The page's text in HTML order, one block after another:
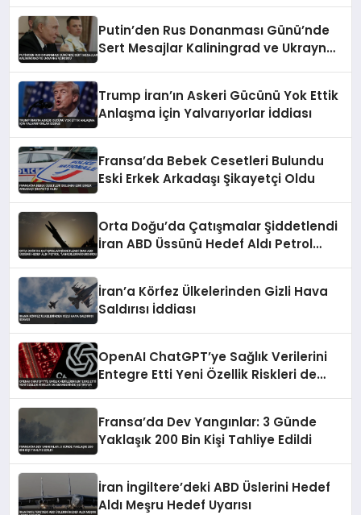
Putin’den Rus Donanması Günü’nde
Sert Mesajlar Kaliningrad ve Ukrayna
Trump İran’ın Askeri Gücünü Yok Ettik
Anlaşma İçin Yalvarıyorlar İddiası
Fransa’da Bebek Cesetleri Bulundu
Eski Erkek Arkadaşı Şikayetçi Oldu
Orta Doğu’da Çatışmalar Şiddetlendi
İran ABD Üssünü Hedef Aldı Petrol
İran’a Körfez Ülkelerinden Gizli Hava
Saldırısı İddiası
OpenAI ChatGPT’ye Sağlık Verilerini
Entegre Etti Yeni Özellik Riskleri de
Fransa’da Dev Yangınlar: 3 Günde
Yaklaşık 200 Bin Kişi Tahliye Edildi
İran İngiltere’deki ABD Üslerini Hedef
Aldı Meşru Hedef Uyarısı